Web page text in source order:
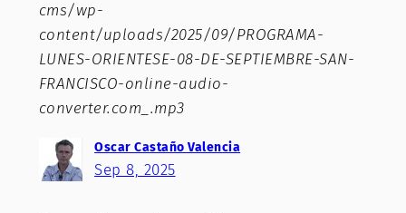
cms/wp-
content/uploads/2025/09/PROGRAMA-
LUNES-ORIENTESE-08-DE-SEPTIEMBRE-SAN-
FRANCISCO-online-audio-
converter.com_.mp3
Oscar Castaño Valencia
Sep 8, 2025